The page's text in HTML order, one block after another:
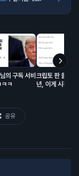
의 구독 서비
ㅋ
크립토 판 들어
년, 이게 시장에
공유